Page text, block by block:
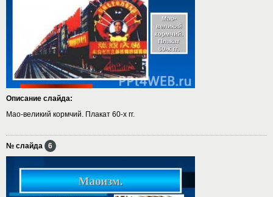
Описание слайда:
Мао-великий кормчий. Плакат 60-х гг.
№ слайда 6